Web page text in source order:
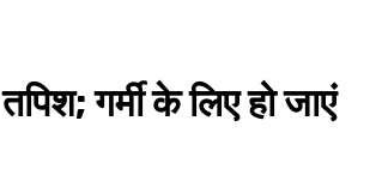
गर्मी के लिए हो जाएं